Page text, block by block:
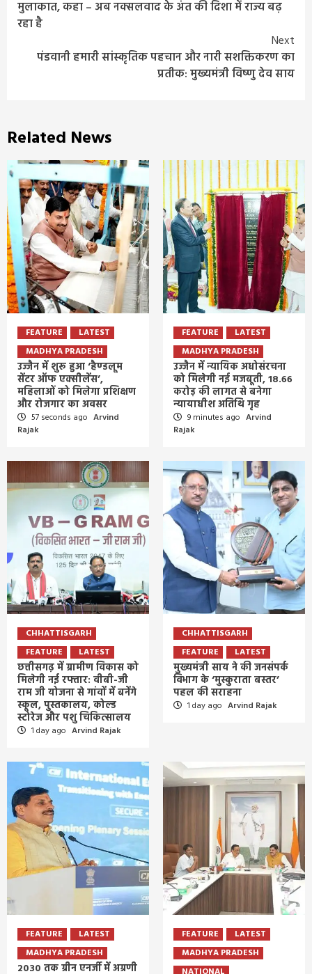
मुलाकात, कहा – अब नक्सलवाद के अंत की दिशा में राज्य बढ़
रहा है
Next
पंडवानी हमारी सांस्कृतिक पहचान और नारी सशक्तिकरण का
प्रतीक: मुख्यमंत्री विष्णु देव साय
Related News
FEATURE
LATEST
MADHYA PRADESH
उज्जैन में शुरू हुआ ‘हैण्डलूम
सेंटर ऑफ एक्सीलेंस’,
महिलाओं को मिलेगा प्रशिक्षण
और रोजगार का अवसर
57 seconds ago Arvind
Rajak
FEATURE
LATEST
MADHYA PRADESH
उज्जैन में न्यायिक अधोसंरचना
को मिलेगी नई मजबूती, 18.66
करोड़ की लागत से बनेगा
न्यायाधीश अतिथि गृह
9 minutes ago Arvind
Rajak
CHHATTISGARH
FEATURE
LATEST
छत्तीसगढ़ में ग्रामीण विकास को
मिलेगी नई रफ्तार: वीबी-जी
राम जी योजना से गांवों में बनेंगे
स्कूल, पुस्तकालय, कोल्ड
स्टोरेज और पशु चिकित्सालय
1 day ago Arvind Rajak
CHHATTISGARH
FEATURE
LATEST
मुख्यमंत्री साय ने की जनसंपर्क
विभाग के ‘मुस्कुराता बस्तर’
पहल की सराहना
1 day ago Arvind Rajak
FEATURE
LATEST
MADHYA PRADESH
2030 तक ग्रीन एनर्जी में अग्रणी
FEATURE
LATEST
MADHYA PRADESH